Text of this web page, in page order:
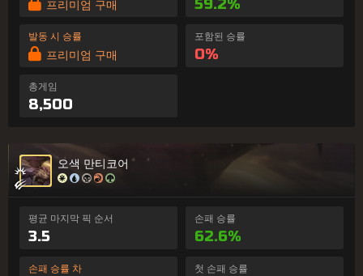
프리미엄 구매
59.2%
발동 시 승률
프리미엄 구매
포함된 승률
0%
총게임
8,500
오색 만티코어
평균 마지막 픽 순서
3.5
손패 승률
62.6%
손패 승률 차
첫 손패 승률